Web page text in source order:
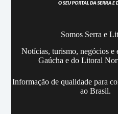
Somos Serra e
Notícias, turismo, negócios e
Gaúcha e do Litoral
Informação de qualidade para
ao Brasil.